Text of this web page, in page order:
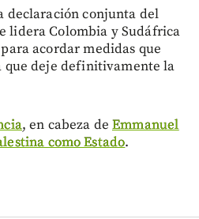
declaración conjunta del
lidera Colombia y Sudáfrica
acordar medidas que
que deje definitivamente la
, en cabeza deEmmanuel
como Estado.